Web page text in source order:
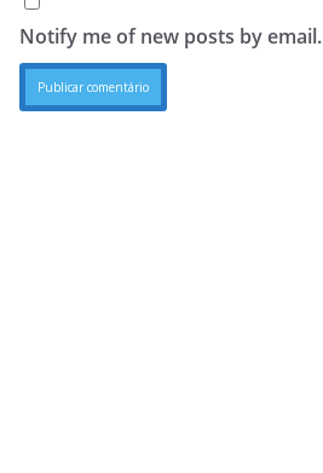
Notify me of new posts by email.